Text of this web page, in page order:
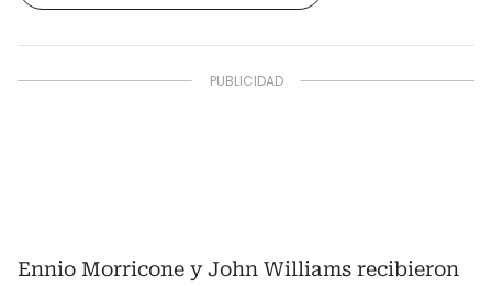
Ennio Morricone y John Williams recibieron